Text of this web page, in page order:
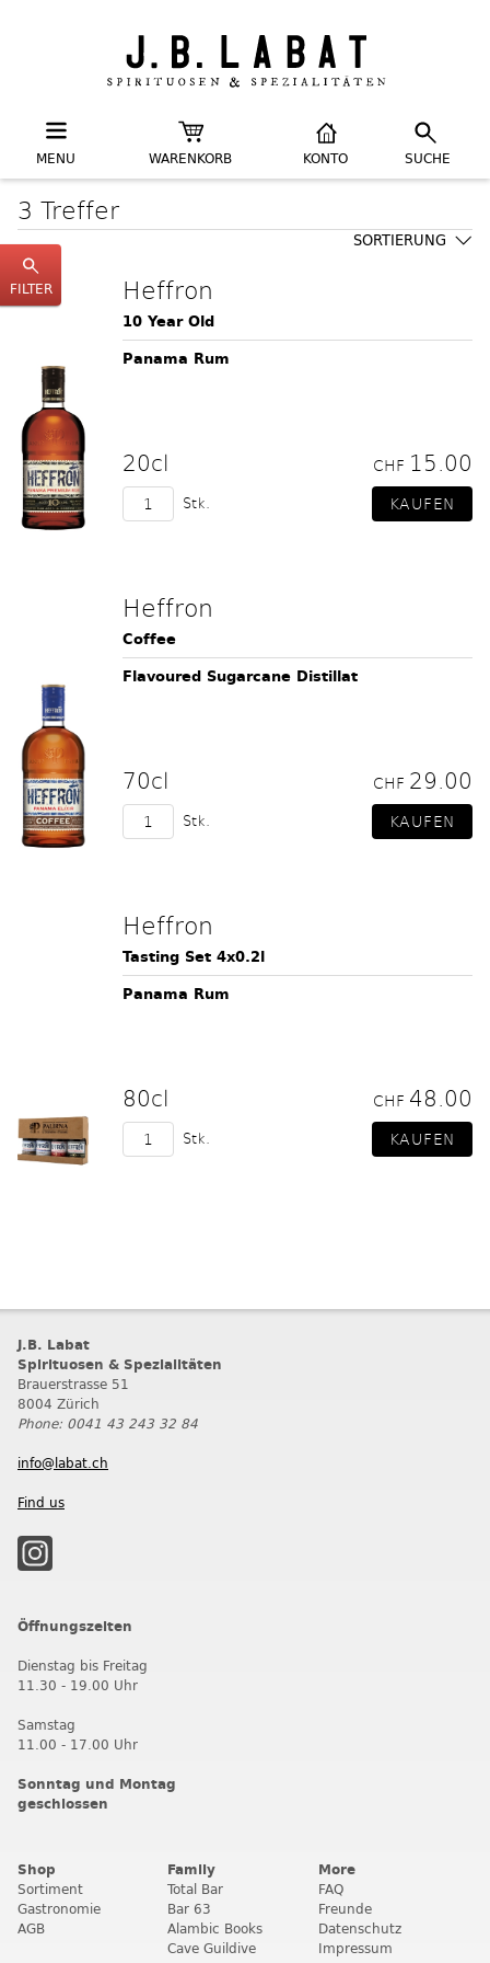
MENU WARENKORB KONTO SUCHE
FILTER
3 Treffer
SORTIERUNG
Heffron
10 Year Old
Panama Rum
20cl CHF 15.00
Stk.
Heffron
Coffee
Flavoured Sugarcane Distillat
70cl CHF 29.00
Stk.
Heffron
Tasting Set 4x0.2l
Panama Rum
80cl CHF 48.00
Stk.
J.B. Labat
Spirituosen & Spezialitäten
Brauerstrasse 51
8004 Zürich
Phone: 0041 43 243 32 84
info@labat.ch
Find us
Öffnungszeiten
Dienstag bis Freitag
11.30 - 19.00 Uhr
Samstag
11.00 - 17.00 Uhr
Sonntag und Montag
geschlossen
Shop
Sortiment
Gastronomie
AGB
Family
Total Bar
Bar 63
Alambic Books
Cave Guildive
More
FAQ
Freunde
Datenschutz
Impressum